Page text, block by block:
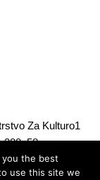
the best
use this site we